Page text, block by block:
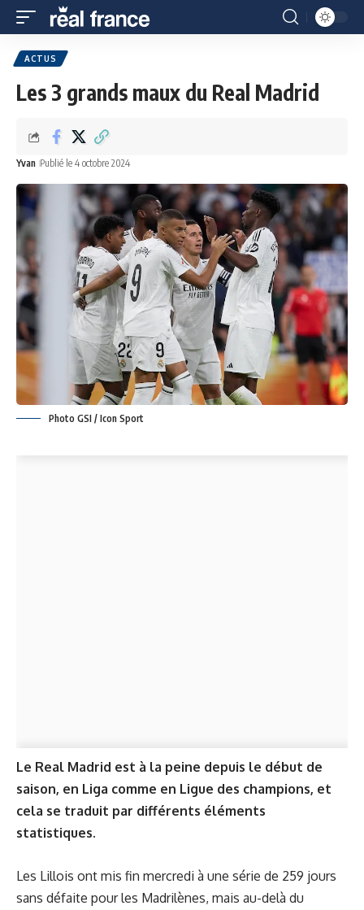
ACTUS
Les 3 grands maux du Real Madrid
Yvan Publié le 4 octobre 2024
Photo GSI / Icon Sport
Le Real Madrid est à la peine depuis le début de
saison, en Liga comme en Ligue des champions, et
cela se traduit par différents éléments
statistiques.
Les Lillois ont mis fin mercredi à une série de 259 jours
sans défaite pour les Madrilènes, mais au-delà du